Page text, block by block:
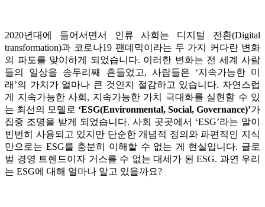
2020년대에 들어서면서 인류 사회는 디지털 전환(Digital
transformation)과 코로나19 팬데믹이라는 두 가지 커다란 변화
의 파도를 맞이하게 되었습니다. 이러한 변화는 전 세계 사람
들의 일상을 송두리째 흔들었고, 사람들은 ‘지속가능한 미
래’의 가치가 얼마나 큰 것인지 절감하고 있습니다. 자연스럽
게 지속가능한 사회, 지속가능한 가치 극대화를 실현할 수 있
는 최선의 모델로 ‘ESG(Environmental, Social, Governance)’가
집중 조명을 받게 되었습니다. 사회 곳곳에서 ‘ESG’라는 말이
빈번히 사용되고 있지만 단순한 개념적 정의와 파편적인 지식
만으로는 ESG를 충분히 이해할 수 없는 게 현실입니다. 글로
벌 경영 트렌드이자 거스를 수 없는 대세가 된 ESG. 과연 우리
는 ESG에 대해 얼마나 알고 있을까요?